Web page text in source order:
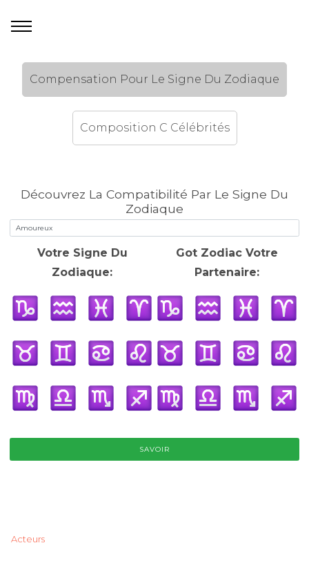
Compensation Pour Le Signe Du Zodiaque
Composition C Célébrités
Découvrez La Compatibilité Par Le Signe Du
Zodiaque
Votre Signe Du
Zodiaque:
Got Zodiac Votre
Partenaire:
SAVOIR
Acteurs